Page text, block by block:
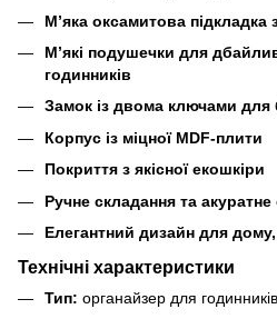
М’яка оксамитова
М’які подушечки для
годинників
Замок із двома ключами для
Корпус із міцної MDF-плити
Покриття з якісної екошкіри
Ручне складання та
Елегантний дизайн для
Технічні характеристики
Тип: органайзер для